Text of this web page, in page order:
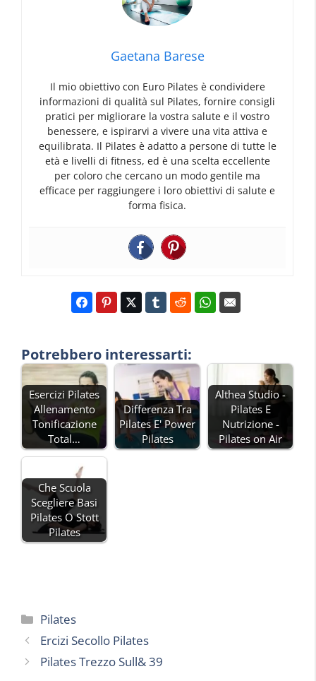
Gaetana Barese
Il mio obiettivo con Euro Pilates è condividere
informazioni di qualità sul Pilates, fornire consigli
pratici per migliorare la vostra salute e il vostro
benessere, e ispirarvi a vivere una vita attiva e
equilibrata. Il Pilates è adatto a persone di tutte le
età e livelli di fitness, ed è una scelta eccellente
per coloro che cercano un modo gentile ma
efficace per raggiungere i loro obiettivi di salute e
forma fisica.
Potrebbero interessarti:
Esercizi Pilates
Allenamento
Tonificazione
Total…
Differenza Tra
Pilates E' Power
Pilates
Althea Studio -
Pilates E
Nutrizione -
Pilates on Air
Che Scuola
Scegliere Basi
Pilates O Stott
Pilates
Categorie
Pilates
Ercizi Secollo Pilates
Pilates Trezzo Sull& 39